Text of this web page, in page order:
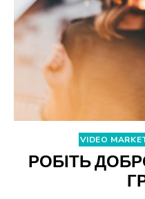
VIDEO
РОБІТЬ